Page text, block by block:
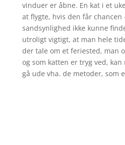
vinduer er åbne. En kat i et
at flygte, hvis den får chancen
sandsynlighed ikke kunne
utroligt vigtigt, at man hele
der tale om et feriested, man
og som katten er tryg ved,
gå ude vha. de metoder, som